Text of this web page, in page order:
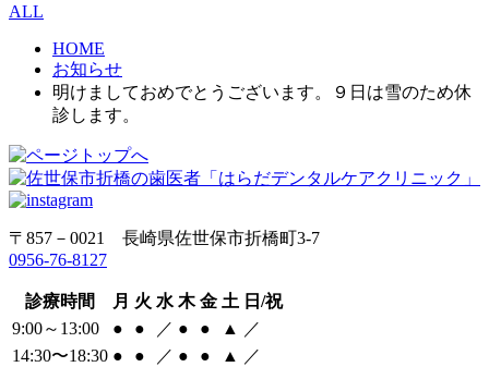
ALL
HOME
お知らせ
明けましておめでとうございます。９日は雪のため休
診します。
〒857－0021 長崎県佐世保市折橋町3-7
0956-76-8127
診療時間 月 火 水 木 金 土 日/祝
9:00～13:00
● ● ／ ● ● ▲
／
14:30〜18:30 ● ● ／ ● ● ▲ ／